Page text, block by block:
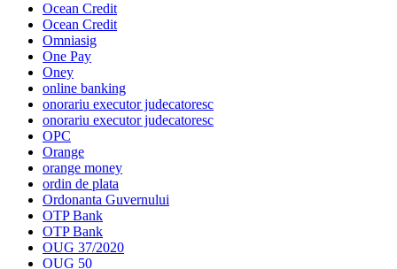
Ocean Credit
Ocean Credit
Omniasig
One Pay
Oney
online banking
onorariu executor judecatoresc
onorariu executor judecatoresc
OPC
Orange
orange money
ordin de plata
Ordonanta Guvernului
OTP Bank
OTP Bank
OUG 37/2020
OUG 50